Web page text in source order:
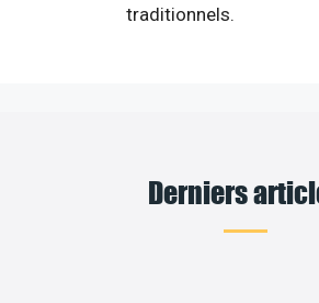
traditionnels.
Derniers